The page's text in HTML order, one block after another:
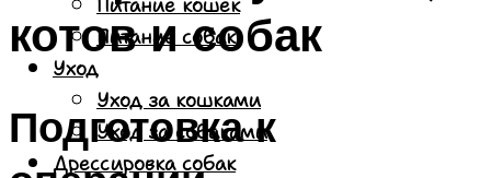
Питание кошек
Питание собак
Уход
Уход за кошками
Уход за собаками
Дрессировка собак
котов и собак
Подготовка к